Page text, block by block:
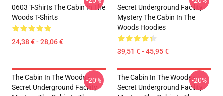
0603 T-Shirts The Cabin In The
Woods T-Shirts
24,38 € - 28,06 €
Secret Underground Facility
Mystery The Cabin In The
Woods Hoodies
39,51 € - 45,95 €
The Cabin In The Woods -
Secret Underground Facility
-20%
The Cabin In The Woods -
Secret Underground Facility
-20%